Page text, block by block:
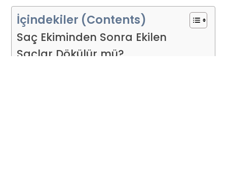
İçindekiler (Contents)
Saç Ekiminden Sonra Ekilen
Saçlar Dökülür mü?